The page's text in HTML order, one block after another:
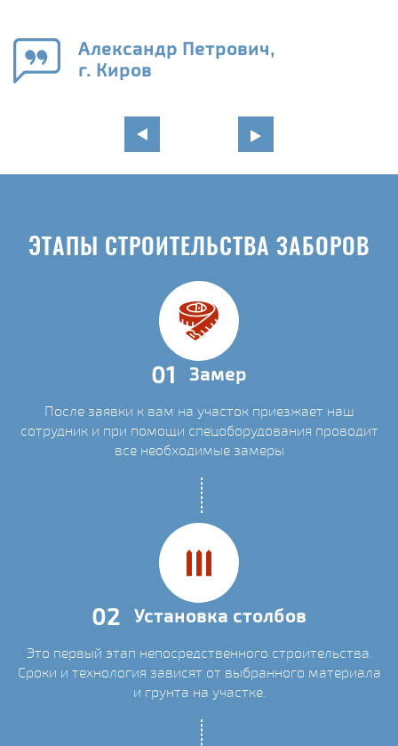
Александр Петрович,
г. Киров
ЭТАПЫ СТРОИТЕЛЬСТВА ЗАБОРОВ
01 Замер
После заявки к вам на участок приезжает наш
сотрудник и при помощи спецоборудования проводит
все необходимые замеры
02 Установка столбов
Это первый этап непосредственного строительства.
Сроки и технология зависят от выбранного материала
и грунта на участке.